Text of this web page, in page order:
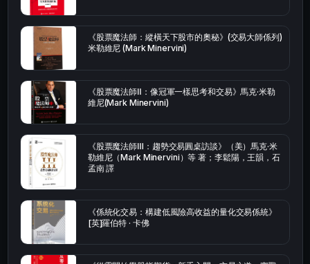
《股票魔法師：縱橫天下股市的奧秘》(交易大師係列)
米勒維尼 (Mark Minervini)
《股票魔法師Ⅱ：像冠軍一樣思考和交易》馬克·米勒
維尼(Mark Minervini)
《股票魔法師Ⅲ：趨勢交易圓桌訪談》（美）馬克·米
勒維尼（Mark Minervini）等 著；李鬆陽，王韻，石
孟南 譯
《係統化交易：構建低風險高收益的量化交易係統》
[英]羅伯特 · 卡佛